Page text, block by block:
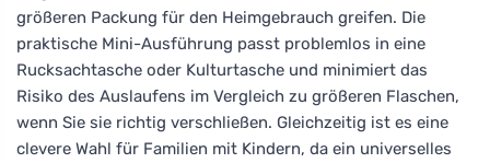
größeren Packung für den Heimgebrauch greifen. Die
praktische Mini-Ausführung passt problemlos in eine
Rucksachtasche oder Kulturtasche und minimiert das
Risiko des Auslaufens im Vergleich zu größeren Flaschen,
wenn Sie sie richtig verschließen. Gleichzeitig ist es eine
clevere Wahl für Familien mit Kindern, da ein universelles